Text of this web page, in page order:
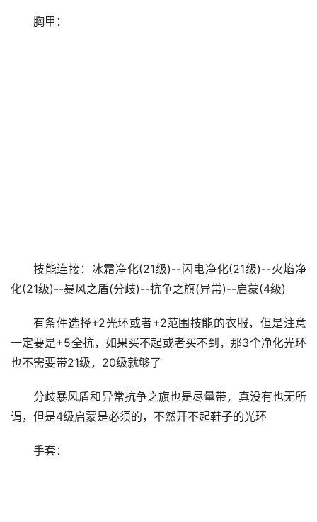
胸甲：
技能连接：冰霜净化(21级)--闪电净化(21级)--火焰净
化(21级)--暴风之盾(分歧)--抗争之旗(异常)--启蒙(4级)
有条件选择+2光环或者+2范围技能的衣服，但是注意
一定要是+5全抗，如果买不起或者买不到，那3个净化光环
也不需要带21级，20级就够了
分歧暴风盾和异常抗争之旗也是尽量带，真没有也无所
谓，但是4级启蒙是必须的，不然开不起鞋子的光环
手套：